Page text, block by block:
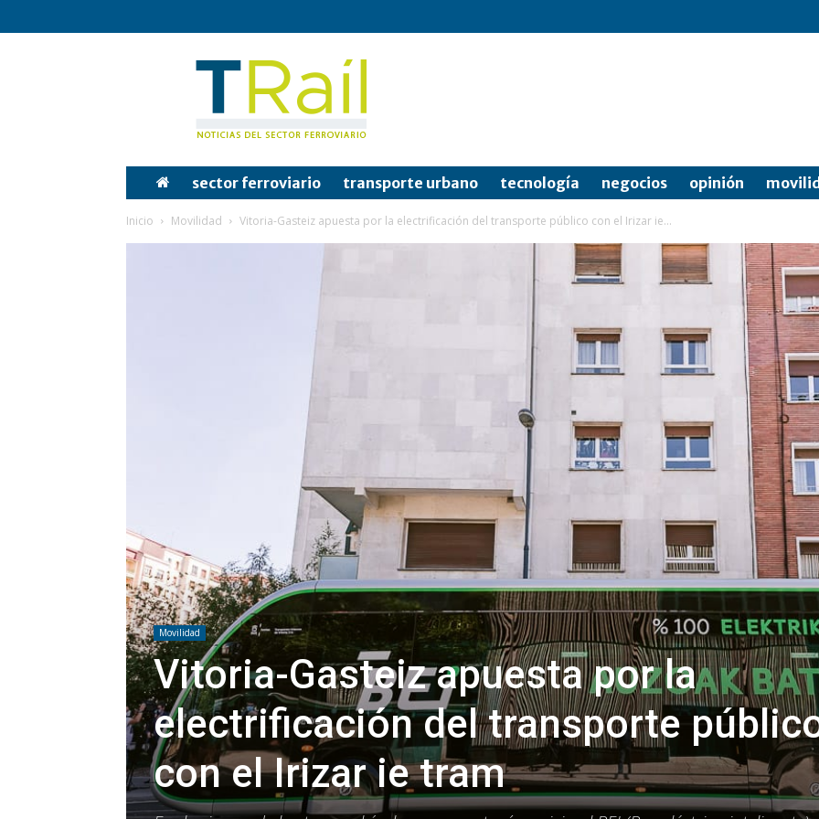
Tren
sector ferroviario transporte urbano tecnología negocios opinión
Inicio Movilidad Vitoria-Gasteiz apuesta por la electrificación del transporte público con el Irizar ie...
Movilidad
Vitoria-Gasteiz apuesta por la
electrificación del transporte
con el Irizar ie tram